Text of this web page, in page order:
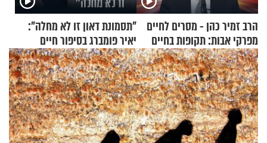
הרב זמיר כהן - מסרים לחיים
מפרקי אבות: תקופות בחיים
"תסמונת דאון זו לא מחלה":
יאיר פומברג בסיפור חיים
מעורר השראה